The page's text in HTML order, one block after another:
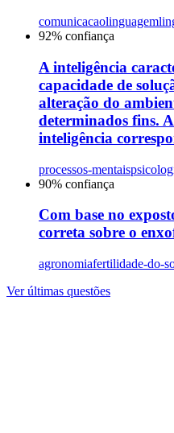
comunicacaolinguagem
92% confiança
A inteligência
capacidade de
alteração do
determinados fins.
inteligência
processos-mentais
90% confiança
Com base no
correta sobre o
agronomiafertilidade-do-
Ver últimas questões